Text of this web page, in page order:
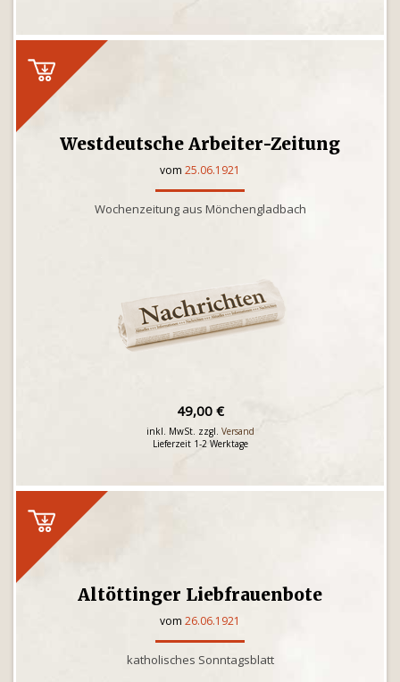
Westdeutsche Arbeiter-Zeitung
vom 25.06.1921
Wochenzeitung aus Mönchengladbach
49,00 €
inkl. MwSt. zzgl. Versand
Lieferzeit 1-2 Werktage
Altöttinger Liebfrauenbote
vom 26.06.1921
katholisches Sonntagsblatt